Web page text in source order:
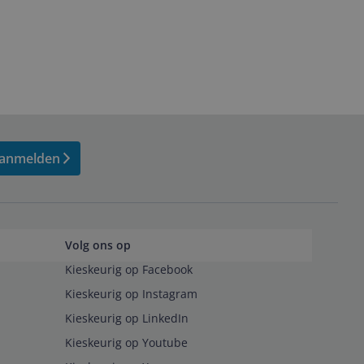
Volg ons op
Kieskeurig op Facebook
Kieskeurig op Instagram
Kieskeurig op LinkedIn
Kieskeurig op Youtube